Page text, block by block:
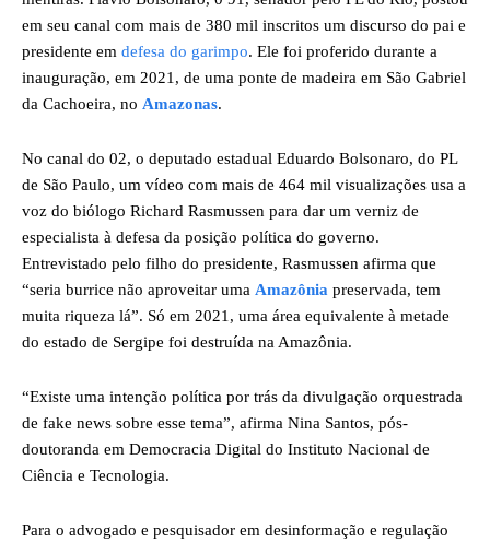
em seu canal com mais de 380 mil inscritos um discurso do pai e
presidente em defesa do garimpo. Ele foi proferido durante a
inauguração, em 2021, de uma ponte de madeira em São Gabriel
da Cachoeira, no Amazonas.
No canal do 02, o deputado estadual Eduardo Bolsonaro, do PL
de São Paulo, um vídeo com mais de 464 mil visualizações usa a
voz do biólogo Richard Rasmussen para dar um verniz de
especialista à defesa da posição política do governo.
Entrevistado pelo filho do presidente, Rasmussen afirma que
“seria burrice não aproveitar uma Amazônia preservada, tem
muita riqueza lá”. Só em 2021, uma área equivalente à metade
do estado de Sergipe foi destruída na Amazônia.
“Existe uma intenção política por trás da divulgação orquestrada
de fake news sobre esse tema”, afirma Nina Santos, pós-
doutoranda em Democracia Digital do Instituto Nacional de
Ciência e Tecnologia.
Para o advogado e pesquisador em desinformação e regulação